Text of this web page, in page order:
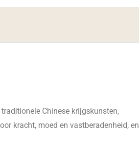
Chinese krijgskunsten,
kracht, moed en vastberadenheid, en